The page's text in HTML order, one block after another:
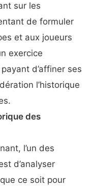
sur les
de formuler
et aux joueurs
exercice
d’affiner ses
l’historique
des
l’un des
d’analyser
ce soit pour